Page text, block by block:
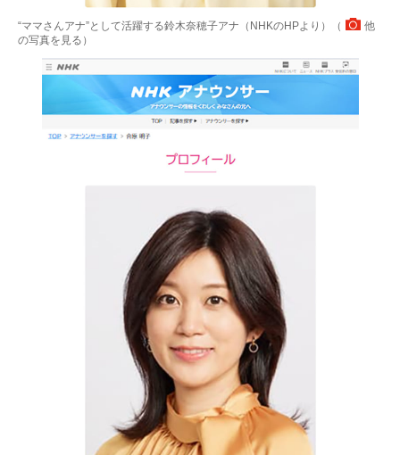
“ママさんアナ”として活躍する鈴木奈穂子アナ（NHKのHPより）（
他
の写真を見る ）